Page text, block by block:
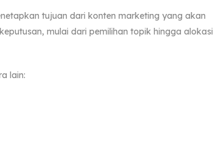
tujuan dari konten marketing yang akan
mulai dari pemilihan topik hingga alokasi
lain: